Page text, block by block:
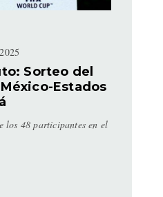
Sorteo del
Estados
los 48 participantes en el